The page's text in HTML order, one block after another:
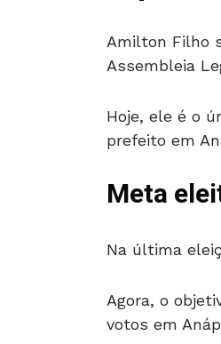
Amilton Filho
Assembleia
Hoje, ele é o
prefeito em
Meta
Na última
Agora, o
votos em